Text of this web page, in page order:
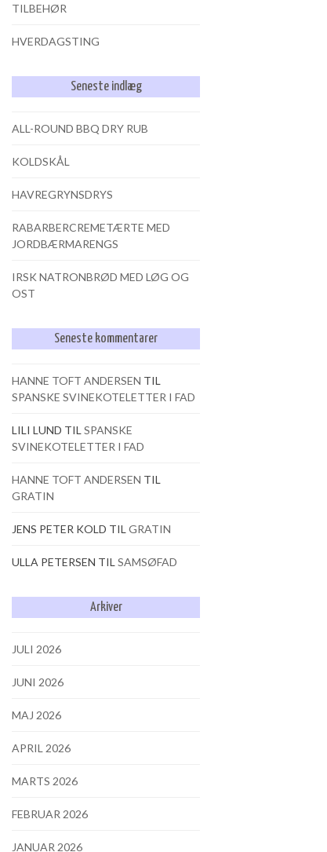
TILBEHØR
HVERDAGSTING
Seneste indlæg
ALL-ROUND BBQ DRY RUB
KOLDSKÅL
HAVREGRYNSDRYS
RABARBERCREMETÆRTE MED
JORDBÆRMARENGS
IRSK NATRONBRØD MED LØG OG
OST
Seneste kommentarer
HANNE TOFT ANDERSEN TIL
SPANSKE SVINEKOTELETTER I FAD
LILI LUND TIL SPANSKE
SVINEKOTELETTER I FAD
HANNE TOFT ANDERSEN TIL
GRATIN
JENS PETER KOLD TIL GRATIN
ULLA PETERSEN TIL SAMSØFAD
Arkiver
JULI 2026
JUNI 2026
MAJ 2026
APRIL 2026
MARTS 2026
FEBRUAR 2026
JANUAR 2026